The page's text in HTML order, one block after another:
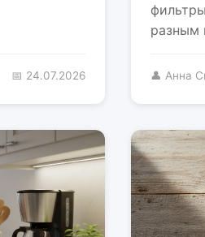
📅 24.07.2026
разным
👤 Анна